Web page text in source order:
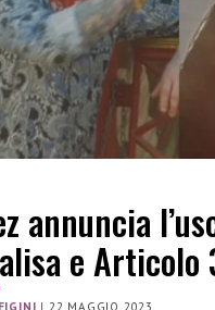
annuncia
e Articolo